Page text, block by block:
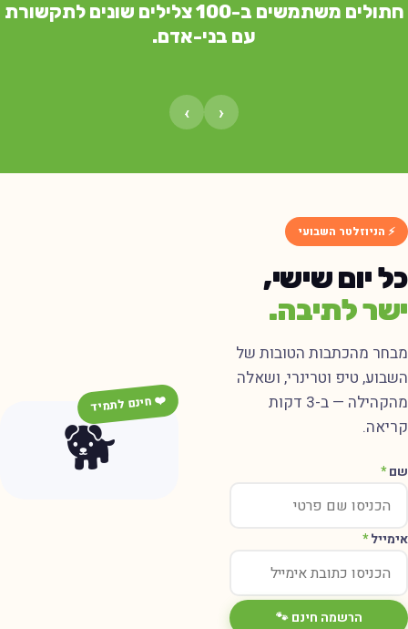
חתולים משתמשים ב-100 צלילים שונים לתקשורת
עם בני-אדם.
‹
›
⚡ הניוזלטר השבועי
כל יום שישי,
ישר לתיבה.
מבחר מהכתבות הטובות של
השבוע, טיפ וטרינרי, ושאלה
מהקהילה — ב-3 דקות
קריאה.
שם*
אימייל*
הרשמה חינם 🐾
🐕
❤️ חינם לתמיד